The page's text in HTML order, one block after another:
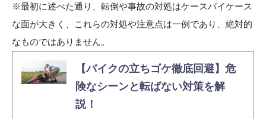
※最初に述べた通り、転倒や事故の対処はケースバイケース
な面が大きく、これらの対処や注意点は一例であり、絶対的
なものではありません。
【バイクの立ちゴケ徹底回避】危
険なシーンと転ばない対策を解
説！